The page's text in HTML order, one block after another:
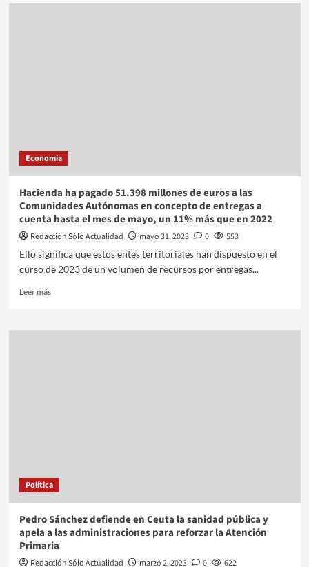
Economía
Hacienda ha pagado 51.398 millones de euros a las
Comunidades Autónomas en concepto de entregas a
cuenta hasta el mes de mayo, un 11% más que en 2022
Redacción Sólo Actualidad mayo 31, 2023 0
553
Ello significa que estos entes territoriales han dispuesto en el
curso de 2023 de un volumen de recursos por entregas...
Leer más
Política
Pedro Sánchez defiende en Ceuta la sanidad pública y
apela a las administraciones para reforzar la Atención
Primaria
Redacción Sólo Actualidad marzo 2, 2023 0
622